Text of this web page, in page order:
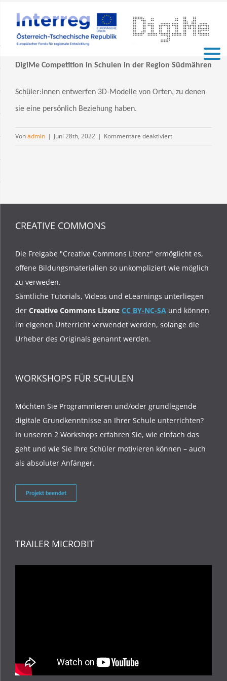
Inhalt
springen
DigiMe Competition in Schulen in der Region Südmähren
Schüler:innen entwerfen 3D-Modelle von Orten, zu denen
sie eine persönlich Beziehung haben.
Vonadmin | Juni 28th, 2022 | Kommentare deaktiviertfür
CREATIVE COMMONS
Die Freigabe "Creative Commons Lizenz" ermöglicht es,
offene Bildungsmaterialien so unkompliziert wie möglich
zu verweden.
Sämtliche Tutorials, Videos und eLearnings unterliegen
der Creative Commons Lizenz CC BY-NC-SA und können
im eigenen Unterricht verwendet werden, solange die
Urheber des Originals genannt werden.
WORKSHOPS FÜR SCHULEN
Möchten Sie Programmieren und/oder grundlegende
digitale Grundkenntnisse an Ihrer Schule unterrichten?
In unseren 2 Workshops erfahren Sie, wie einfach das
geht und wie Sie Ihre Schüler motivieren können – auch
als absoluter Anfänger.
Projekt beendet
TRAILER MICROBIT